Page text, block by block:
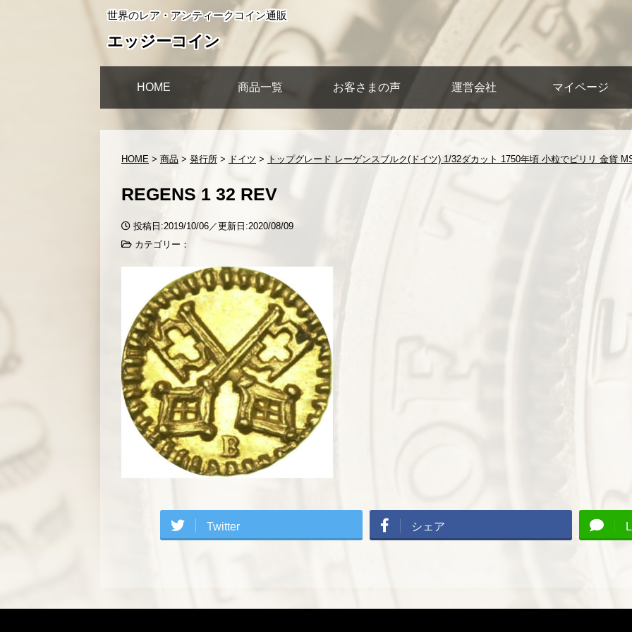
世界のレア・アンティークコイン通販
エッジーコイン
HOME 商品一覧 お客さまの声 運営会社 マイページ
HOME > 商品 > 発行所 > ドイツ > トップグレード レーゲンスブルク(ドイツ) 1/32ダカット 1750年頃 小粒でピリリ 金貨
REGENS 1 32 REV
投稿日:2019/10/06／更新日:2020/08/09
カテゴリー：
Twitter シェア